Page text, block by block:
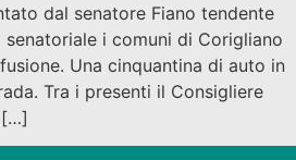
dal senatore Fiano tendente
i comuni di Corigliano
Una cinquantina di auto in
Tra i presenti il Consigliere
[…]